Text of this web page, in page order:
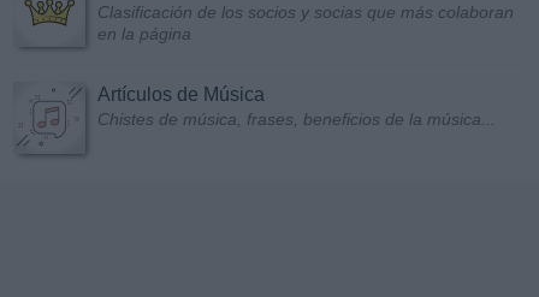
Clasificación de los socios y socias que más colaboran
en la página
Artículos de Música
Chistes de música, frases, beneficios de la música...